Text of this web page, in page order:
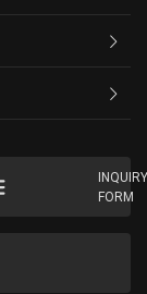
FORM